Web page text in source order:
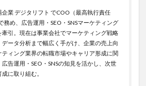
業 デジタリフト でCOO（最高執行責任
務め、広告運用・SEO・SNSマーケティング
牽引。現在は事業会社でマーケティング戦略
ータ分析まで幅広く手がけ、企業の売上向
ティング業界の転職市場やキャリア形成に関
告運用・SEO・SNSの知見を活かし、次世
に取り組む。